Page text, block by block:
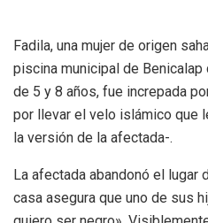
Fadila, una mujer de origen
piscina municipal de
de 5 y 8 años, fue increpada
por llevar el velo islámico que
la versión de la afectada-.
La afectada abandonó el lugar
casa asegura que uno de sus